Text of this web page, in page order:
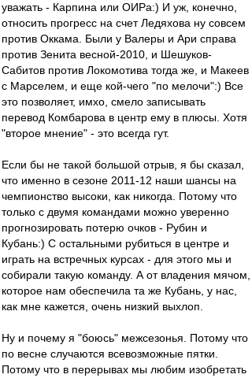
уважать - Карпина или ОИРа:) И уж, конечно,
относить прогресс на счет Ледяхова ну совсем
против Оккама. Были у Валеры и Ари справа
против Зенита весной-2010, и Шешуков-
Сабитов против Локомотива тогда же, и Макеев
с Марселем, и еще кой-чего "по мелочи":) Все
это позволяет, имхо, смело записывать
перевод Комбарова в центр ему в плюсы. Хотя
"второе мнение" - это всегда гут.
Если бы не такой большой отрыв, я бы сказал,
что именно в сезоне 2011-12 наши шансы на
чемпионство высоки, как никогда. Потому что
только с двумя командами можно уверенно
прогнозировать потерю очков - Рубин и
Кубань:) С остальными рубиться в центре и
играть на встречных курсах - для этого мы и
собирали такую команду. А от владения мячом,
которое нам обеспечила та же Кубань, у нас,
как мне кажется, очень низкий выхлоп.
Ну и почему я "боюсь" межсезонья. Потому что
по весне случаются всевозможные пятки.
Потому что в перерывах мы любим изобретать